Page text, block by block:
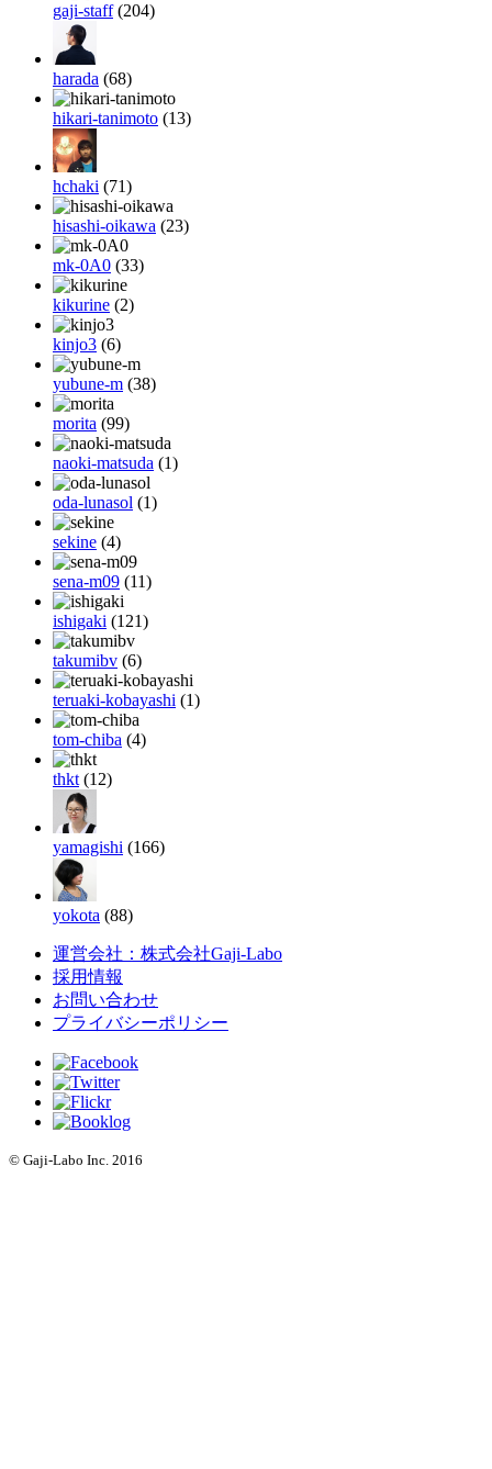
gaji-staff(204)
harada (68)
hikari-tanimoto (13)
hchaki (71)
hisashi-oikawa (23)
mk-0A0 (33)
kikurine (2)
kinjo3 (6)
yubune-m (38)
morita (99)
naoki-matsuda (1)
oda-lunasol (1)
sekine (4)
sena-m09 (11)
ishigaki (121)
takumibv (6)
teruaki-kobayashi (1)
tom-chiba (4)
thkt (12)
yamagishi (166)
yokota (88)
運営会社：株式会社Gaji-Labo
採用情報
お問い合わせ
プライバシーポリシー
© Gaji-Labo Inc. 2016